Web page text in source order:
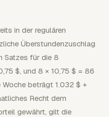
in der regulären
Überstundenzuschlag
Satzes für die 8
$, und 8 × 10,75 $ = 86
beträgt 1.032 $ +
Recht dem
gewährt, gilt die